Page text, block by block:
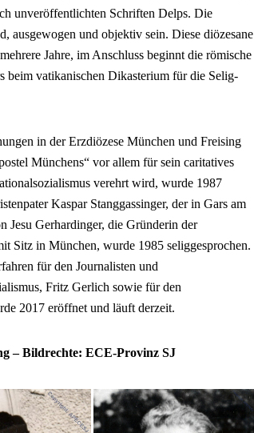
unveröffentlichten Schriften Delps. Die
ausgewogen und objektiv sein. Diese diözesane
Jahre, im Anschluss beginnt die römische
beim vatikanischen Dikasterium für die Selig-
in der Erzdiözese München und Freising
Münchens“ vor allem für sein caritatives
verehrt wird, wurde 1987
Kaspar Stanggassinger, der in Gars am
Jesu Gerhardinger, die Gründerin der
Sitz in München, wurde 1985 seliggesprochen.
für den Journalisten und
Fritz Gerlich sowie für den
2017 eröffnet und läuft derzeit.
– Bildrechte: ECE-Provinz SJ